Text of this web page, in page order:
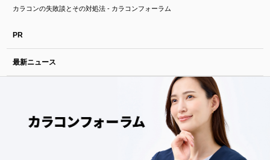
カラコンの失敗談とその対処法 - カラコンフォーラム
PR
最新ニュース